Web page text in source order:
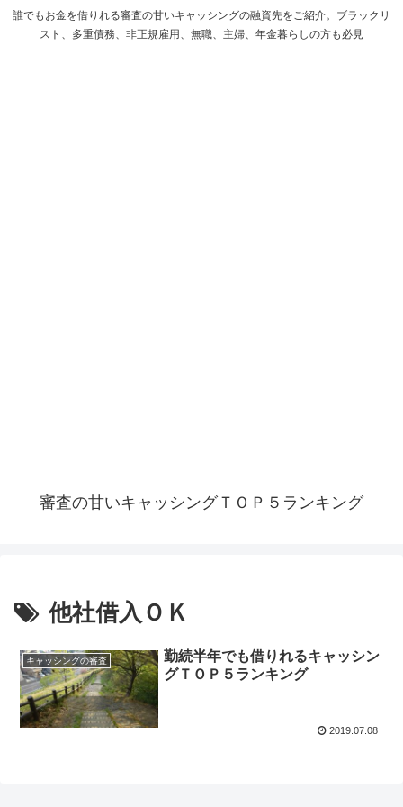
誰でもお金を借りれる審査の甘いキャッシングの融資先をご紹介。ブラックリ
スト、多重債務、非正規雇用、無職、主婦、年金暮らしの方も必見
審査の甘いキャッシングＴＯＰ５ランキング
他社借入ＯＫ
キャッシングの審査
勤続半年でも借りれるキャッシン
グＴＯＰ５ランキング
2019.07.08